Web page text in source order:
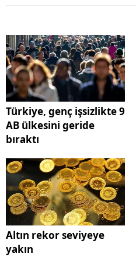
Türkiye, genç işsizlikte 9
AB ülkesini geride
bıraktı
Altın rekor seviyeye
yakın